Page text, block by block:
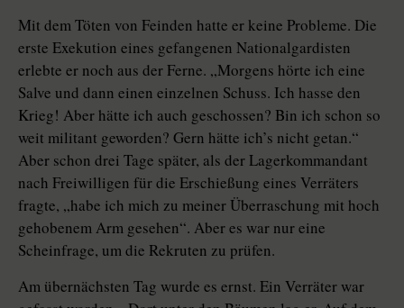
Mit dem Töten von Feinden hatte er keine Probleme. Die
erste Exekution eines gefangenen Nationalgardisten
erlebte er noch aus der Ferne. „Morgens hörte ich eine
Salve und dann einen einzelnen Schuss. Ich hasse den
Krieg! Aber hätte ich auch geschossen? Bin ich schon so
weit militant geworden? Gern hätte ich’s nicht getan.“
Aber schon drei Tage später, als der Lagerkommandant
nach Freiwilligen für die Erschießung eines Verräters
fragte, „habe ich mich zu meiner Überraschung mit hoch
gehobenem Arm gesehen“. Aber es war nur eine
Scheinfrage, um die Rekruten zu prüfen.
Am übernächsten Tag wurde es ernst. Ein Verräter war